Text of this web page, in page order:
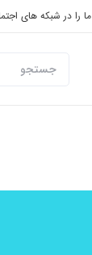
ما را در شبکه های